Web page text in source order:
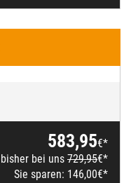
583,95€*
bisher bei uns 729,95€*
Sie sparen: 146,00€*